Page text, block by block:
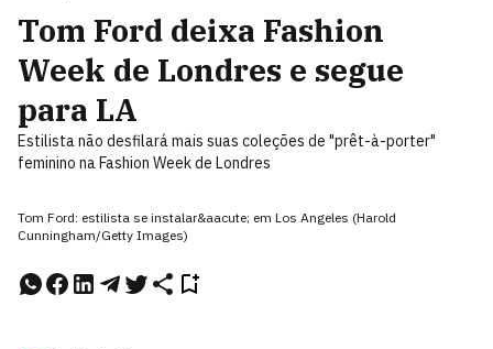
Tom Ford deixa Fashion
Week de Londres e segue
para LA
Estilista não desfilará mais suas coleções de "prêt-à-porter"
feminino na Fashion Week de Londres
Tom Ford: estilista se instalar&aacute; em Los Angeles (Harold
Cunningham/Getty Images)